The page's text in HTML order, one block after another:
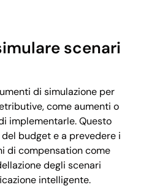
scenari
di simulazione per
come aumenti o
implementarle. Questo
budget e a prevedere i
di compensation come
degli scenari
intelligente.